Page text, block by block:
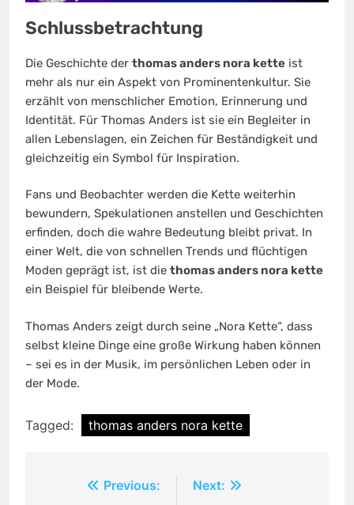
Schlussbetrachtung
Die Geschichte der thomas anders nora kette ist
mehr als nur ein Aspekt von Prominentenkultur. Sie
erzählt von menschlicher Emotion, Erinnerung und
Identität. Für Thomas Anders ist sie ein Begleiter in
allen Lebenslagen, ein Zeichen für Beständigkeit und
gleichzeitig ein Symbol für Inspiration.
Fans und Beobachter werden die Kette weiterhin
bewundern, Spekulationen anstellen und Geschichten
erfinden, doch die wahre Bedeutung bleibt privat. In
einer Welt, die von schnellen Trends und flüchtigen
Moden geprägt ist, ist die thomas anders nora kette
ein Beispiel für bleibende Werte.
Thomas Anders zeigt durch seine „Nora Kette“, dass
selbst kleine Dinge eine große Wirkung haben können
– sei es in der Musik, im persönlichen Leben oder in
der Mode.
Tagged: thomas anders nora kette
Previous:
Next: